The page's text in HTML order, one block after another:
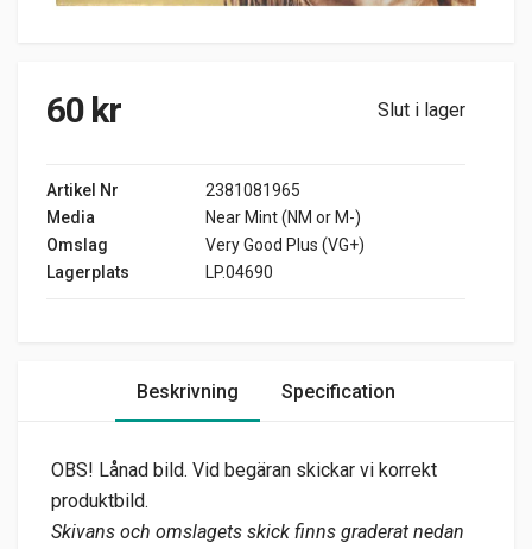
60 kr Slut i lager
Artikel Nr
2381081965
Media
Near Mint (NM or M-)
Omslag
Very Good Plus (VG+)
Lagerplats
LP.04690
Beskrivning Specification
OBS! Lånad bild. Vid begäran skickar vi korrekt
produktbild.
Skivans och omslagets skick finns graderat nedan